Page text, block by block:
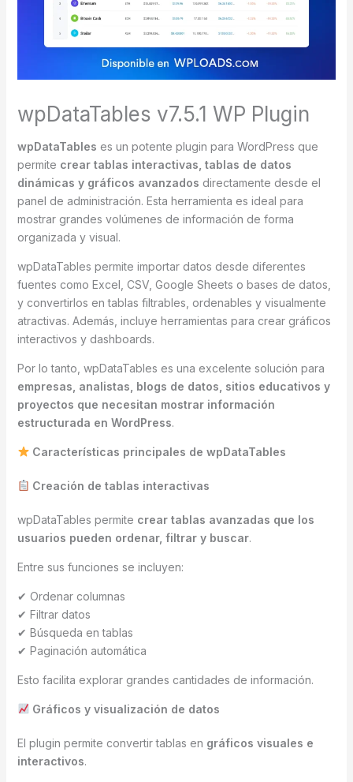
wpDataTables v7.5.1 WP Plugin
wpDataTables es un potente plugin para WordPress que
permite crear tablas interactivas, tablas de datos
dinámicas y gráficos avanzados directamente desde el
panel de administración. Esta herramienta es ideal para
mostrar grandes volúmenes de información de forma
organizada y visual.
wpDataTables permite importar datos desde diferentes
fuentes como Excel, CSV, Google Sheets o bases de datos,
y convertirlos en tablas filtrables, ordenables y visualmente
atractivas. Además, incluye herramientas para crear gráficos
interactivos y dashboards.
Por lo tanto, wpDataTables es una excelente solución para
empresas, analistas, blogs de datos, sitios educativos y
proyectos que necesitan mostrar información
estructurada en WordPress.
Características principales de wpDataTables
Creación de tablas interactivas
wpDataTables permite crear tablas avanzadas que los
usuarios pueden ordenar, filtrar y buscar.
Entre sus funciones se incluyen:
✔ Ordenar columnas
✔ Filtrar datos
✔ Búsqueda en tablas
✔ Paginación automática
Esto facilita explorar grandes cantidades de información.
Gráficos y visualización de datos
El plugin permite convertir tablas en gráficos visuales e
interactivos.